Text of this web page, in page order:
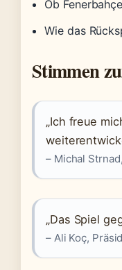
Ob
Wie das
Stimmen
„Ich freue
– Michal
„Das Spiel
– Ali Koç,